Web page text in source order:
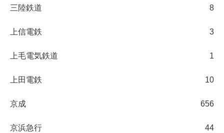
三陸鉄道 8
上信電鉄 3
上毛電気鉄道 1
上田電鉄 10
京成 656
京浜急行 44